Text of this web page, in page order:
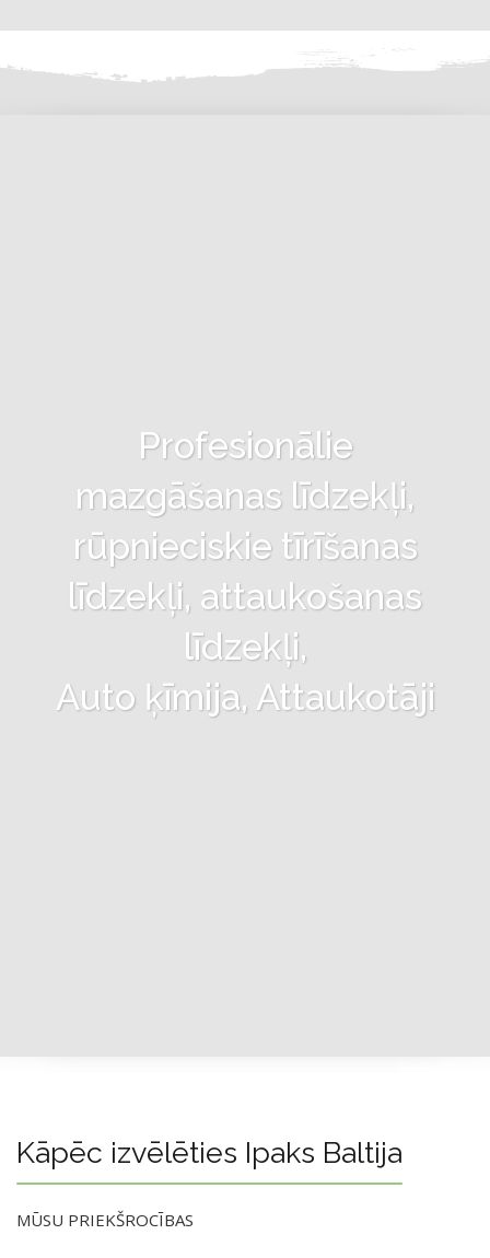
Profesionālie
mazgāšanas līdzekļi,
rūpnieciskie tīrīšanas
līdzekļi, attaukošanas
līdzekļi,
Auto ķīmija, Attaukotāji
Kāpēc izvēlēties Ipaks Baltija
MŪSU PRIEKŠROCĪBAS